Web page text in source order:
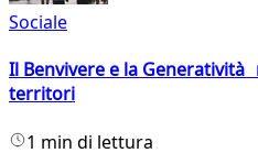
Sociale
Il Benvivere e la
territori
1 min di lettura